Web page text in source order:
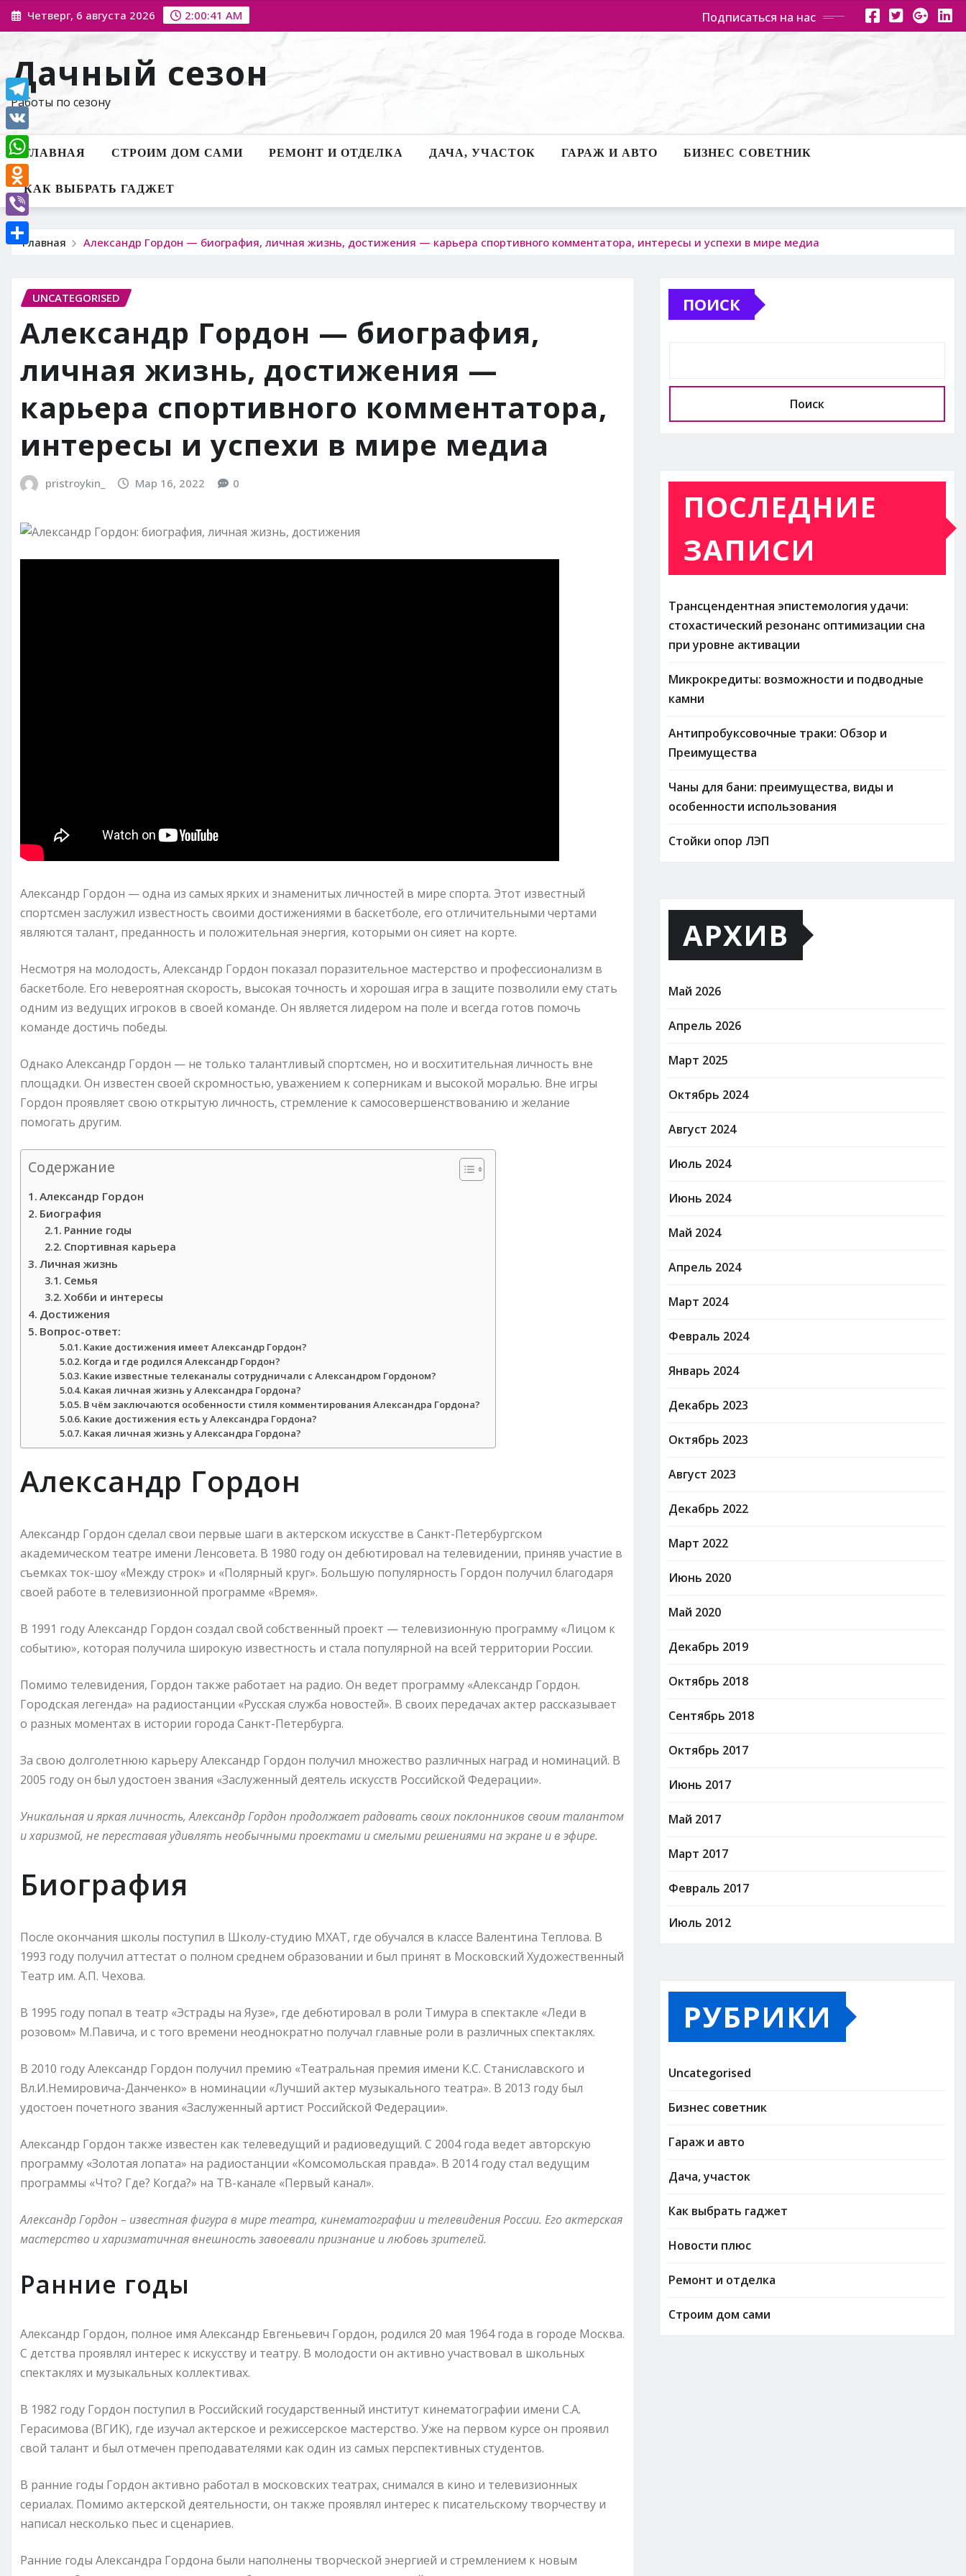
Перейти
к
Четверг, 6 августа 2026 2:00:42 AM Подписаться на нас
Дачный сезон
Работы по сезону
ГЛАВНАЯ СТРОИМ ДОМ САМИ РЕМОНТ И ОТДЕЛКА ДАЧА, УЧАСТОК ГАРАЖ И АВТО БИЗНЕС СОВЕТНИК
КАК ВЫБРАТЬ ГАДЖЕТ
Главная Александр Гордон — биография, личная жизнь, достижения — карьера спортивного комментатора, интересы и успехи в мире медиа
UNCATEGORISED
Александр Гордон — биография,
личная жизнь, достижения —
карьера спортивного комментатора,
интересы и успехи в мире медиа
pristroykin_ Мар 16, 2022 0
Александр Гордон — одна из самых ярких и знаменитых личностей в мире спорта. Этот известный
спортсмен заслужил известность своими достижениями в баскетболе, его отличительными чертами
являются талант, преданность и положительная энергия, которыми он сияет на корте.
Несмотря на молодость, Александр Гордон показал поразительное мастерство и профессионализм в
баскетболе. Его невероятная скорость, высокая точность и хорошая игра в защите позволили ему стать
одним из ведущих игроков в своей команде. Он является лидером на поле и всегда готов помочь
команде достичь победы.
Однако Александр Гордон — не только талантливый спортсмен, но и восхитительная личность вне
площадки. Он известен своей скромностью, уважением к соперникам и высокой моралью. Вне игры
Гордон проявляет свою открытую личность, стремление к самосовершенствованию и желание
помогать другим.
Содержание
Александр Гордон
Биография
Ранние годы
Спортивная карьера
Личная жизнь
Семья
Хобби и интересы
Достижения
Вопрос-ответ:
Какие достижения имеет Александр Гордон?
Когда и где родился Александр Гордон?
Какие известные телеканалы сотрудничали с Александром Гордоном?
Какая личная жизнь у Александра Гордона?
В чём заключаются особенности стиля комментирования Александра Гордона?
Какие достижения есть у Александра Гордона?
Какая личная жизнь у Александра Гордона?
Александр Гордон
Александр Гордон сделал свои первые шаги в актерском искусстве в Санкт-Петербургском
академическом театре имени Ленсовета. В 1980 году он дебютировал на телевидении, приняв участие в
съемках ток-шоу «Между строк» и «Полярный круг». Большую популярность Гордон получил благодаря
своей работе в телевизионной программе «Время».
В 1991 году Александр Гордон создал свой собственный проект — телевизионную программу «Лицом к
событию», которая получила широкую известность и стала популярной на всей территории России.
Помимо телевидения, Гордон также работает на радио. Он ведет программу «Александр Гордон.
Городская легенда» на радиостанции «Русская служба новостей». В своих передачах актер рассказывает
о разных моментах в истории города Санкт-Петербурга.
За свою долголетнюю карьеру Александр Гордон получил множество различных наград и номинаций. В
2005 году он был удостоен звания «Заслуженный деятель искусств Российской Федерации».
Уникальная и яркая личность, Александр Гордон продолжает радовать своих поклонников своим талантом
и харизмой, не переставая удивлять необычными проектами и смелыми решениями на экране и в эфире.
Биография
После окончания школы поступил в Школу-студию МХАТ, где обучался в классе Валентина Теплова. В
1993 году получил аттестат о полном среднем образовании и был принят в Московский Художественный
Театр им. А.П. Чехова.
В 1995 году попал в театр «Эстрады на Яузе», где дебютировал в роли Тимура в спектакле «Леди в
розовом» М.Павича, и с того времени неоднократно получал главные роли в различных спектаклях.
В 2010 году Александр Гордон получил премию «Театральная премия имени К.С. Станиславского и
Вл.И.Немировича-Данченко» в номинации «Лучший актер музыкального театра». В 2013 году был
удостоен почетного звания «Заслуженный артист Российской Федерации».
Александр Гордон также известен как телеведущий и радиоведущий. С 2004 года ведет авторскую
программу «Золотая лопата» на радиостанции «Комсомольская правда». В 2014 году стал ведущим
программы «Что? Где? Когда?» на ТВ-канале «Первый канал».
Александр Гордон – известная фигура в мире театра, кинематографии и телевидения России. Его актерская
мастерство и харизматичная внешность завоевали признание и любовь зрителей.
Ранние годы
Александр Гордон, полное имя Александр Евгеньевич Гордон, родился 20 мая 1964 года в городе Москва.
С детства проявлял интерес к искусству и театру. В молодости он активно участвовал в школьных
спектаклях и музыкальных коллективах.
В 1982 году Гордон поступил в Российский государственный институт кинематографии имени С.А.
Герасимова (ВГИК), где изучал актерское и режиссерское мастерство. Уже на первом курсе он проявил
свой талант и был отмечен преподавателями как один из самых перспективных студентов.
В ранние годы Гордон активно работал в московских театрах, снимался в кино и телевизионных
сериалах. Помимо актерской деятельности, он также проявлял интерес к писательскому творчеству и
написал несколько пьес и сценариев.
Ранние годы Александра Гордона были наполнены творческой энергией и стремлением к новым
ПОИСК
Поиск
ПОСЛЕДНИЕ
ЗАПИСИ
Трансцендентная эпистемология удачи:
стохастический резонанс оптимизации сна
при уровне активации
Микрокредиты: возможности и подводные
камни
Антипробуксовочные траки: Обзор и
Преимущества
Чаны для бани: преимущества, виды и
особенности использования
Стойки опор ЛЭП
АРХИВ
Май 2026
Апрель 2026
Март 2025
Октябрь 2024
Август 2024
Июль 2024
Июнь 2024
Май 2024
Апрель 2024
Март 2024
Февраль 2024
Январь 2024
Декабрь 2023
Октябрь 2023
Август 2023
Декабрь 2022
Март 2022
Июнь 2020
Май 2020
Декабрь 2019
Октябрь 2018
Сентябрь 2018
Октябрь 2017
Июнь 2017
Май 2017
Март 2017
Февраль 2017
Июль 2012
РУБРИКИ
Uncategorised
Бизнес советник
Гараж и авто
Дача, участок
Как выбрать гаджет
Новости плюс
Ремонт и отделка
Строим дом сами
Telegram
VK
WhatsApp
Odnoklassniki
Viber